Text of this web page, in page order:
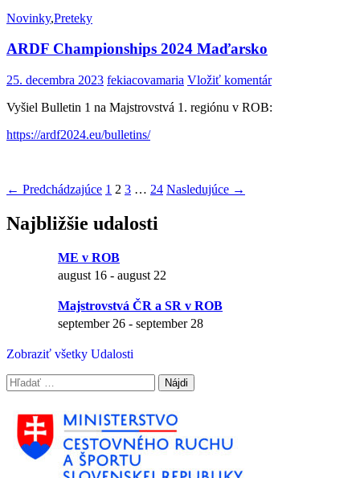
Novinky,Preteky
ARDF Championships 2024 Maďarsko
25. decembra 2023 fekiacovamaria Vložiť komentár
Vyšiel Bulletin 1 na Majstrovstvá 1. regiónu v ROB:
https://ardf2024.eu/bulletins/
príspevkov
← Predchádzajúce 1 2 3 … 24 Nasledujúce →
Najbližšie udalosti
ME v ROB
august 16 - august 22
Majstrovstvá ČR a SR v ROB
september 26 - september 28
Zobraziť všetky Udalosti
Hľadať: